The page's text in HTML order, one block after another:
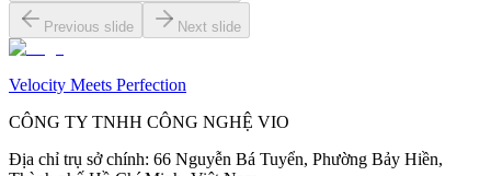
Previous slide Next slide
Velocity Meets Perfection
CÔNG TY TNHH CÔNG NGHỆ VIO
Địa chỉ trụ sở chính: 66 Nguyễn Bá Tuyển, Phường Bảy Hiền,